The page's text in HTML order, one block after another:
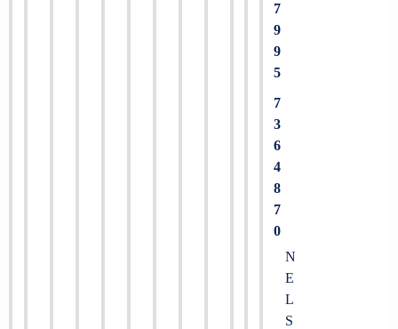
7
9
9
5
7
3
6
4
8
7
0
N
E
L
S